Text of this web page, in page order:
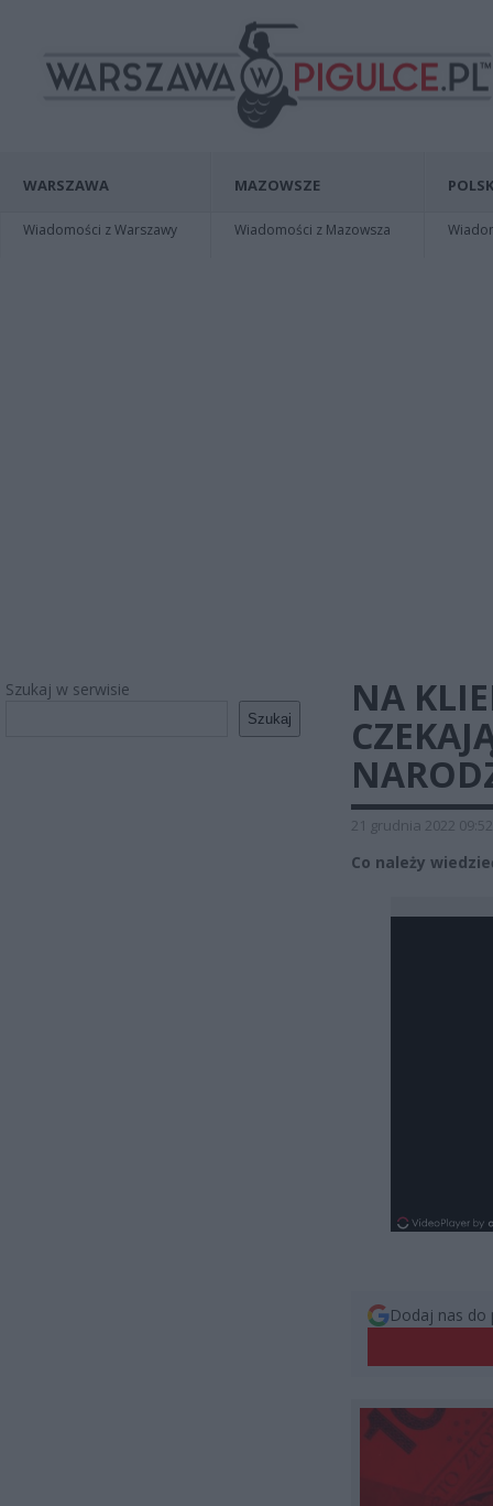
WARSZAWA
Wiadomości z Warszawy
MAZOWSZE
Wiadomości z Mazowsza
Szukaj w serwisie
Szukaj
NA
21 grudnia 2022 09:52
Co należy
Dodaj nas do